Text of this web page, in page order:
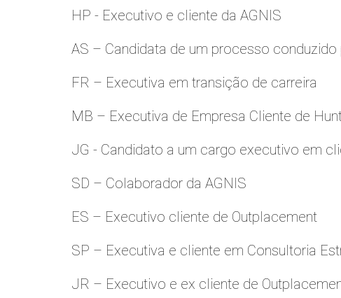
HP - Executivo e cliente da AGNIS
AS – Candidata de um processo conduzido
FR – Executiva em transição de carreira
MB – Executiva de Empresa Cliente de
JG - Candidato a um cargo executivo em
SD – Colaborador da AGNIS
ES – Executivo cliente de Outplacement
SP – Executiva e cliente em Consultoria
JR – Executivo e ex cliente de